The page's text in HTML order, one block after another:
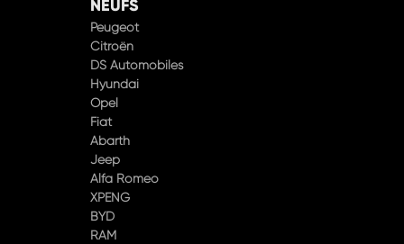
Peugeot
Citroën
DS Automobiles
Hyundai
Opel
Fiat
Abarth
Jeep
Alfa Romeo
XPENG
BYD
RAM
Leapmotor